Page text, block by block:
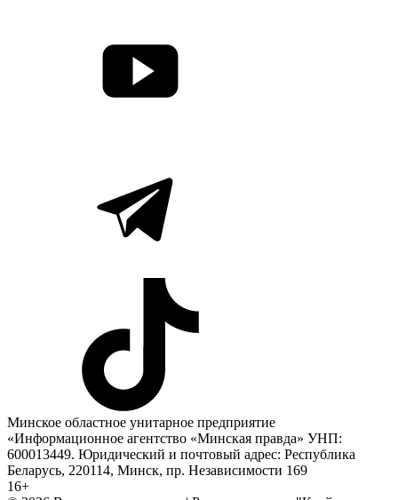
Минское областное унитарное предприятие
«Информационное агентство «Минская правда» УНП:
600013449. Юридический и почтовый адрес: Республика
Беларусь, 220114, Минск, пр. Независимости 169
16+